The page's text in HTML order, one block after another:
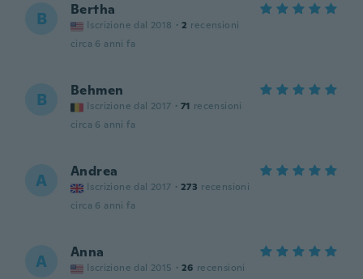
B Bertha
Iscrizione dal 2018 · 2 recensioni
circa 6 anni fa
B Behmen
Iscrizione dal 2017 · 71 recensioni
circa 6 anni fa
A Andrea
Iscrizione dal 2017 · 273 recensioni
circa 6 anni fa
A Anna
Iscrizione dal 2015 · 26 recensioni